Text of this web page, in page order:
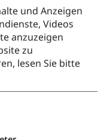
Lob/Loben
thanks we all
und Anzeigen
Videos
anzuzeigen
zu
lesen Sie bitte